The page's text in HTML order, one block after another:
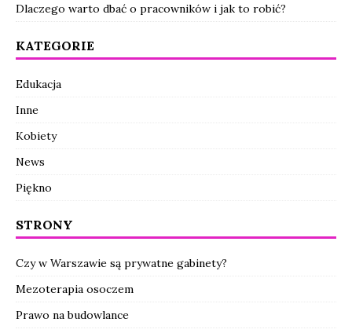
Dlaczego warto dbać o pracowników i jak to robić?
KATEGORIE
Edukacja
Inne
Kobiety
News
Piękno
STRONY
Czy w Warszawie są prywatne gabinety?
Mezoterapia osoczem
Prawo na budowlance